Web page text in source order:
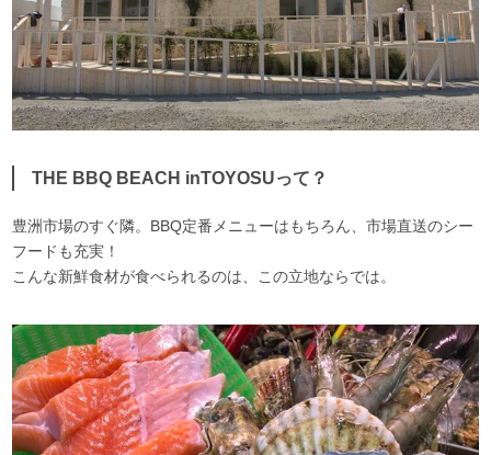
THE BBQ BEACH inTOYOSUって？
豊洲市場のすぐ隣。BBQ定番メニューはもちろん、市場直送のシー
フードも充実！
こんな新鮮食材が食べられるのは、この立地ならでは。